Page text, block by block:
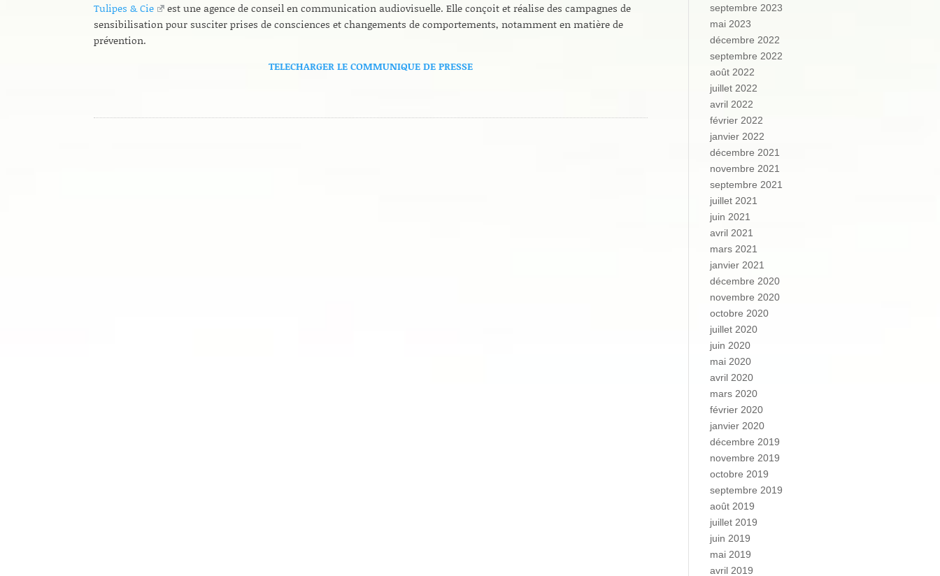
Tulipes & Cie
est une agence de conseil en communication audiovisuelle. Elle conçoit et réalise des campagnes de
sensibilisation pour susciter prises de consciences et changements de comportements, notamment en matière de
prévention.
TELECHARGER LE COMMUNIQUE DE PRESSE
septembre 2023
mai 2023
décembre 2022
septembre 2022
août 2022
juillet 2022
avril 2022
février 2022
janvier 2022
décembre 2021
novembre 2021
septembre 2021
juillet 2021
juin 2021
avril 2021
mars 2021
janvier 2021
décembre 2020
novembre 2020
octobre 2020
juillet 2020
juin 2020
mai 2020
avril 2020
mars 2020
février 2020
janvier 2020
décembre 2019
novembre 2019
octobre 2019
septembre 2019
août 2019
juillet 2019
juin 2019
mai 2019
avril 2019